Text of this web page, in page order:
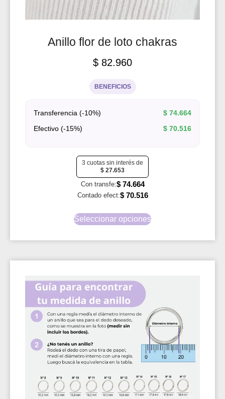
Anillo flor de loto chakras
$ 82.960
BENEFICIOS
Transferencia (-10%) $ 74.664
Efectivo (-15%)
$ 70.516
3 cuotas sin interés de
$ 27.653
Con transfe:$74.664
Contado efect:$70.516
Seleccionar opciones